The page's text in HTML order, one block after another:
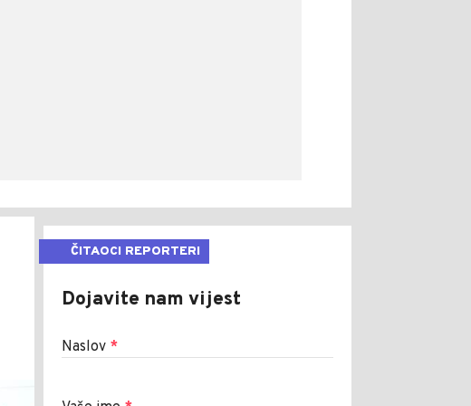
ČITAOCI REPORTERI
Dojavite nam vijest
Naslov *